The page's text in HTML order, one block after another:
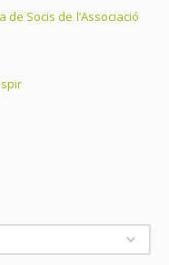
Socis de l’Associació